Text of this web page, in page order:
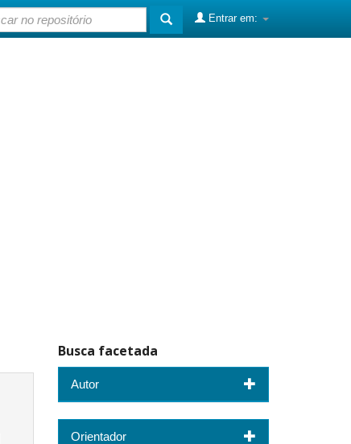
Entrar em:
Busca facetada
Autor
Orientador